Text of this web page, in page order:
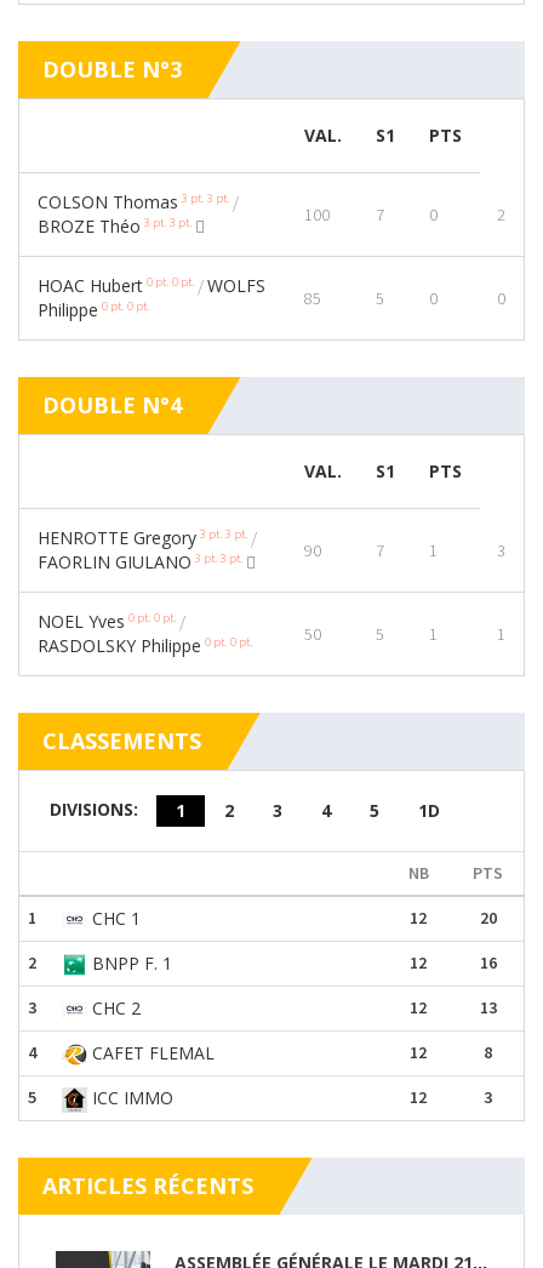
DOUBLE N°3
VAL. S1 PTS
COLSON Thomas 3 pt. 3 pt. /
BROZE Théo 3 pt. 3 pt. 100 7 0 2
HOAC Hubert 0 pt. 0 pt. /WOLFS
Philippe 0 pt. 0 pt. 85 5 0 0
DOUBLE N°4
VAL. S1 PTS
HENROTTE Gregory 3 pt. 3 pt. /
FAORLIN GIULANO 3 pt. 3 pt. 90 7 1 3
NOEL Yves 0 pt. 0 pt. /
RASDOLSKY Philippe 0 pt. 0 pt. 50 5 1 1
CLASSEMENTS
DIVISIONS: 1 2 3 4 5 1D
NB PTS
1 CHC 1 12 20
2 BNPP F. 1 12 16
3 CHC 2 12 13
4 CAFET FLEMAL 12 8
5 ICC IMMO 12 3
ARTICLES RÉCENTS
ASSEMBLÉE GÉNÉRALE LE MARDI 21/04/26